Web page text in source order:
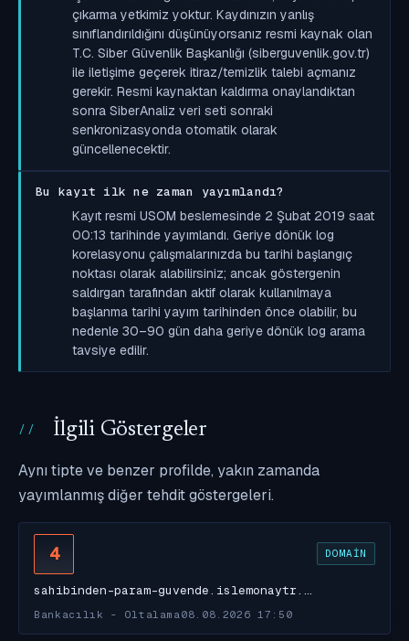
çıkarma yetkimiz yoktur. Kaydınızın yanlış
sınıflandırıldığını düşünüyorsanız resmi kaynak olan
T.C. Siber Güvenlik Başkanlığı (siberguvenlik.gov.tr)
ile iletişime geçerek itiraz/temizlik talebi açmanız
gerekir. Resmi kaynaktan kaldırma onaylandıktan
sonra SiberAnaliz veri seti sonraki
senkronizasyonda otomatik olarak
güncellenecektir.
Bu kayıt ilk ne zaman yayımlandı?
Kayıt resmi USOM beslemesinde 2 Şubat 2019 saat
00:13 tarihinde yayımlandı. Geriye dönük log
korelasyonu çalışmalarınızda bu tarihi başlangıç
noktası olarak alabilirsiniz; ancak göstergenin
saldırgan tarafından aktif olarak kullanılmaya
başlanma tarihi yayım tarihinden önce olabilir, bu
nedenle 30–90 gün daha geriye dönük log arama
tavsiye edilir.
İlgili Göstergeler
Aynı tipte ve benzer profilde, yakın zamanda
yayımlanmış diğer tehdit göstergeleri.
4 DOMAIN
sahibinden-param-guvende.islemonaytr.…
Bankacılık - Oltalama 08.08.2026 17:50